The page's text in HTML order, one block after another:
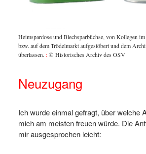
Heimspardose und Blechsparbüchse, von Kollegen
bzw. auf dem Trödelmarkt aufgestöbert und dem
überlassen. :© Historisches Archiv des OSV
Neuzugang
Ich wurde einmal gefragt, über welche
mich am meisten freuen würde. Die
mir ausgesprochen leicht: